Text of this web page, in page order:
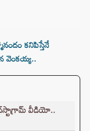
కనిపిస్తేనే
వెంకయ్య..
వీడియో..